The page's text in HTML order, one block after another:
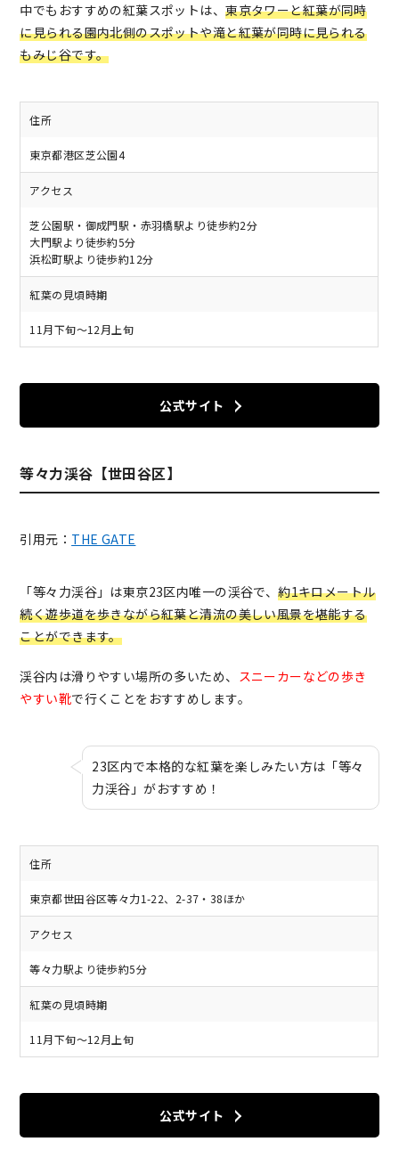
中でもおすすめの紅葉スポットは、東京タワーと紅葉が同時
に見られる園内北側のスポットや滝と紅葉が同時に見られる
もみじ谷です。
住所
東京都港区芝公園4
アクセス
芝公園駅・御成門駅・赤羽橋駅より徒歩約2分
大門駅より徒歩約5分
浜松町駅より徒歩約12分
紅葉の見頃時期
11月下旬～12月上旬
公式サイト
等々力渓谷【世田谷区】
引用元： THE GATE
「等々力渓谷」は東京23区内唯一の渓谷で、約1キロメートル
続く遊歩道を歩きながら紅葉と清流の美しい風景を堪能する
ことができます。
渓谷内は滑りやすい場所の多いため、 スニーカーなどの歩き
やすい靴で行くことをおすすめします。
23区内で本格的な紅葉を楽しみたい方は「等々
力渓谷」がおすすめ！
住所
東京都世田谷区等々力1-22、2-37・38ほか
アクセス
等々力駅より徒歩約5分
紅葉の見頃時期
11月下旬～12月上旬
公式サイト